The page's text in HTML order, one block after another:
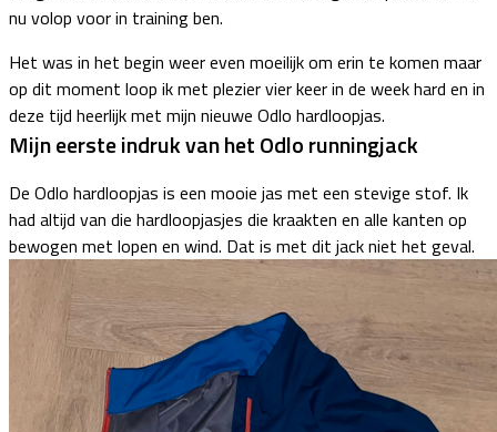
nu volop voor in training ben.
Het was in het begin weer even moeilijk om erin te komen maar
op dit moment loop ik met plezier vier keer in de week hard en in
deze tijd heerlijk met mijn nieuwe Odlo hardloopjas.
Mijn eerste indruk van het Odlo runningjack
De Odlo hardloopjas is een mooie jas met een stevige stof. Ik
had altijd van die hardloopjasjes die kraakten en alle kanten op
bewogen met lopen en wind. Dat is met dit jack niet het geval.